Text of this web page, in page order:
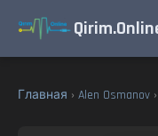
Главная › Alen Osmanov